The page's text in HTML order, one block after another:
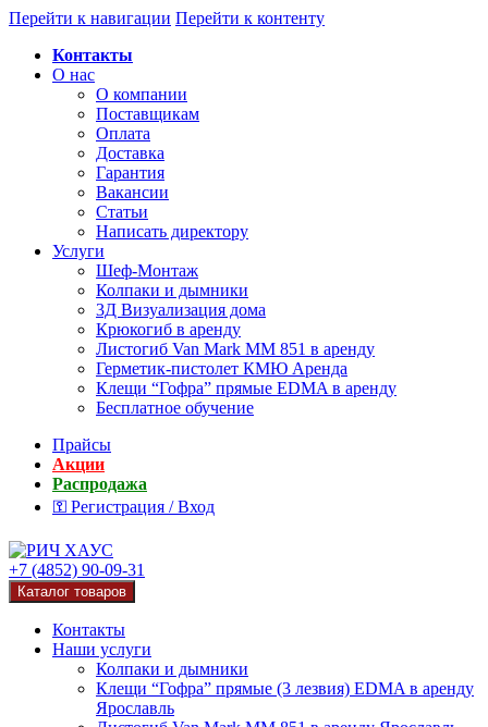
Перейти к навигации Перейти к контенту
Контакты
О нас
О компании
Поставщикам
Оплата
Доставка
Гарантия
Вакансии
Статьи
Написать директору
Услуги
Шеф-Монтаж
Колпаки и дымники
3Д Визуализация дома
Крюкогиб в аренду
Листогиб Van Mark MM 851 в аренду
Герметик-пистолет КМЮ Аренда
Клещи “Гофра” прямые EDMA в аренду
Бесплатное обучение
Прайсы
Акции
Распродажа
⚿ Регистрация / Вход
+7 (4852) 90-09-31
Каталог товаров
Контакты
Наши услуги
Колпаки и дымники
Клещи “Гофра” прямые (3 лезвия) EDMA в аренду
Ярославль